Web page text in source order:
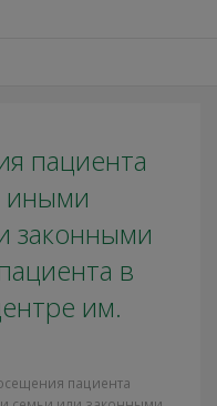
пациента
иными
законными
в
им.
пациента